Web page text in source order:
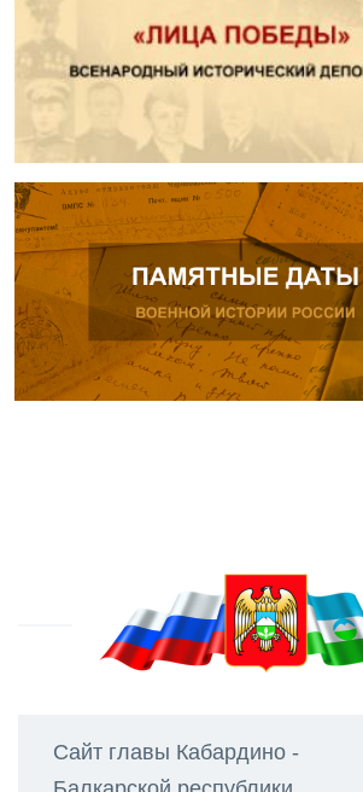
Сайт главы Кабардино -